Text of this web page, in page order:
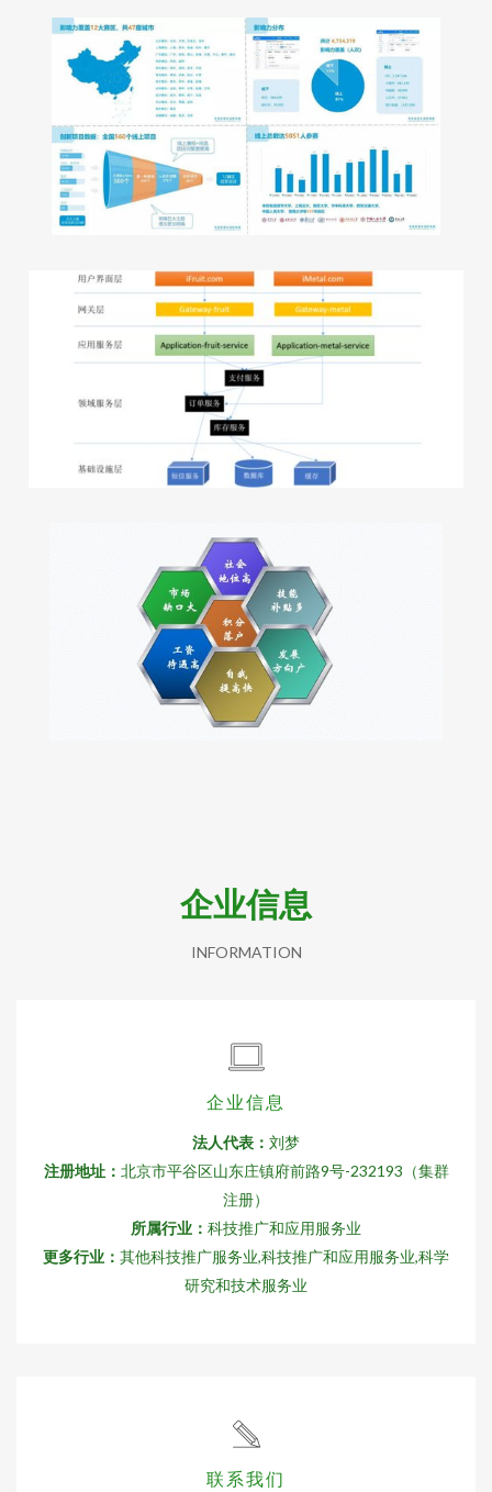
企业信息
INFORMATION
企业信息
法人代表： 刘梦
注册地址： 北京市平谷区山东庄镇府前路9号-232193（集群
注册）
所属行业： 科技推广和应用服务业
更多行业： 其他科技推广服务业,科技推广和应用服务业,科学
研究和技术服务业
联系我们